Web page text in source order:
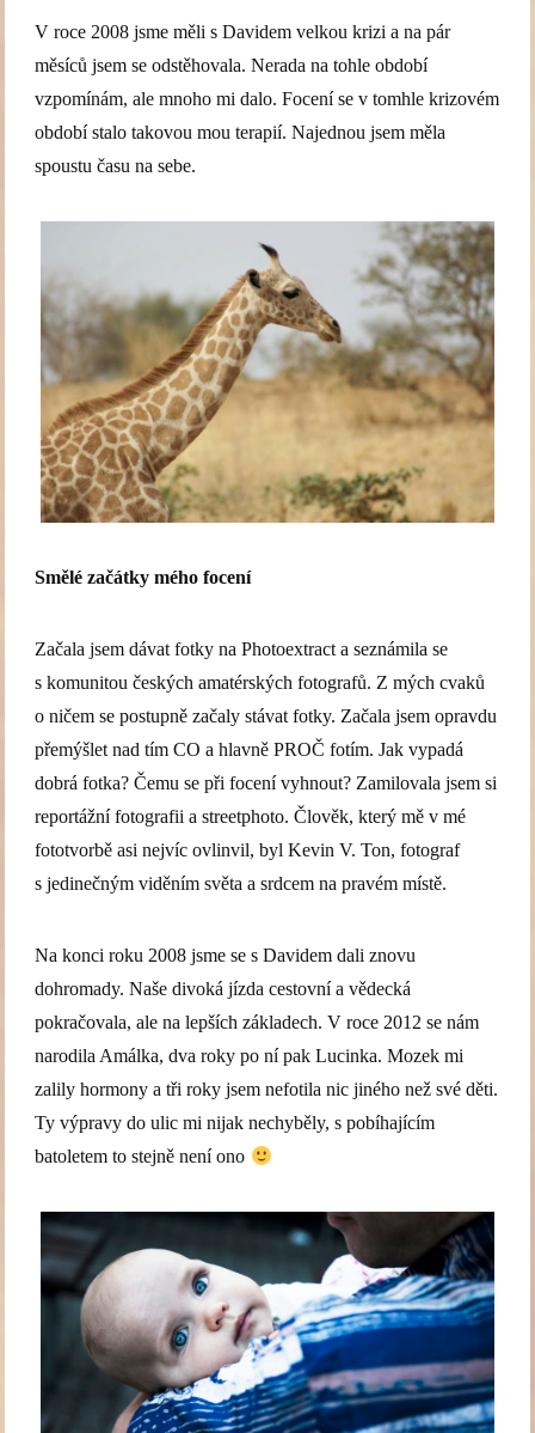
V roce 2008 jsme měli s Davidem velkou krizi a na pár
měsíců jsem se odstěhovala. Nerada na tohle období
vzpomínám, ale mnoho mi dalo. Focení se v tomhle krizovém
období stalo takovou mou terapií. Najednou jsem měla
spoustu času na sebe.
Smělé začátky mého focení
Začala jsem dávat fotky na Photoextract a seznámila se
s komunitou českých amatérských fotografů. Z mých cvaků
o ničem se postupně začaly stávat fotky. Začala jsem opravdu
přemýšlet nad tím CO a hlavně PROČ fotím. Jak vypadá
dobrá fotka? Čemu se při focení vyhnout? Zamilovala jsem si
reportážní fotografii a streetphoto. Člověk, který mě v mé
fototvorbě asi nejvíc ovlinvil, byl Kevin V. Ton, fotograf
s jedinečným viděním světa a srdcem na pravém místě.
Na konci roku 2008 jsme se s Davidem dali znovu
dohromady. Naše divoká jízda cestovní a vědecká
pokračovala, ale na lepších základech. V roce 2012 se nám
narodila Amálka, dva roky po ní pak Lucinka. Mozek mi
zalily hormony a tři roky jsem nefotila nic jiného než své děti.
Ty výpravy do ulic mi nijak nechyběly, s pobíhajícím
batoletem to stejně není ono